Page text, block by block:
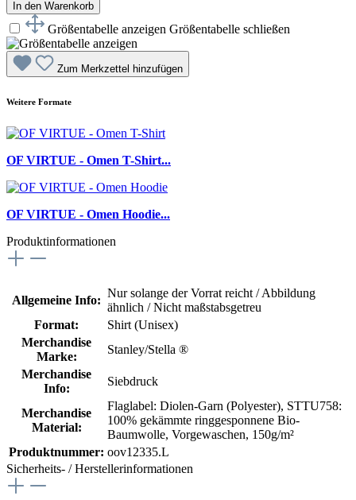
In den Warenkorb
Größentabelle anzeigen Größentabelle schließen
Zum Merkzettel hinzufügen
Weitere Formate
OF VIRTUE - Omen T-Shirt...
OF VIRTUE - Omen Hoodie...
Produktinformationen
Allgemeine Info:
Nur solange der Vorrat reicht / Abbildung
ähnlich / Nicht maßstabsgetreu
Format:
Shirt (Unisex)
Merchandise
Marke:
Stanley/Stella ®
Merchandise
Info:
Siebdruck
Merchandise
Material:
Flaglabel: Diolen-Garn (Polyester), STTU758:
100% gekämmte ringgesponnene Bio-
Baumwolle, Vorgewaschen, 150g/m²
Produktnummer: oov12335.L
Sicherheits- / Herstellerinformationen